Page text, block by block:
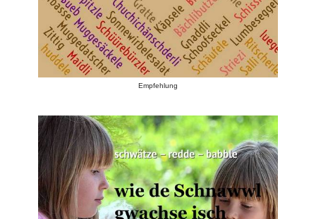
Empfehlung